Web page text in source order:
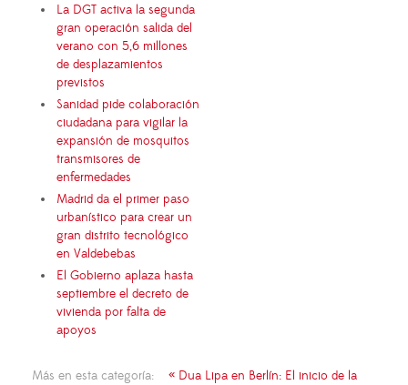
La DGT activa la segunda
gran operación salida del
verano con 5,6 millones
de desplazamientos
previstos
Sanidad pide colaboración
ciudadana para vigilar la
expansión de mosquitos
transmisores de
enfermedades
Madrid da el primer paso
urbanístico para crear un
gran distrito tecnológico
en Valdebebas
El Gobierno aplaza hasta
septiembre el decreto de
vivienda por falta de
apoyos
Más en esta categoría:
« Dua Lipa en Berlín: El inicio de la